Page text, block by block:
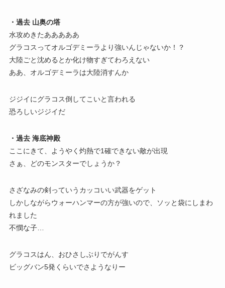
・過去 山奥の塔
水攻めきたあああああ
グラコスってオルゴデミーラより強いんじゃないか！？
大陸ごと沈めるとか化け物すぎてわろえない
ああ、オルゴデミーラは大陸消すんか
ジジイにグラコス倒してこいと言われる
恐ろしいジジイだ
・過去 海底神殿
ここにきて、ようやく灼熱で1確できない敵が出現
さぁ、どのモンスターでしょうか？
さざなみの剣っていうカッコいい武器をゲット
しかしながらウォーハンマーの方が強いので、ソッと袋にしまわ
れました
不憫な子…
グラコスはん、おひさしぶりでがんす
ビッグバン5発くらいでさようなりー